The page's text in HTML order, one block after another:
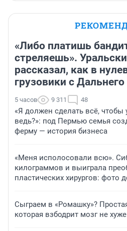
«Либо платишь
стреляешь».
рассказал, как в
грузовики с
5 часов 9 311 48
«Я должен сделать всё,
ведь?»: под Пермью семья
ферму — история бизнеса
«Меня исполосовали всю».
килограммов и выиграла
пластических хирургов: фото
Сыграем в «Ромашку»?
которая взбодрит мозг не